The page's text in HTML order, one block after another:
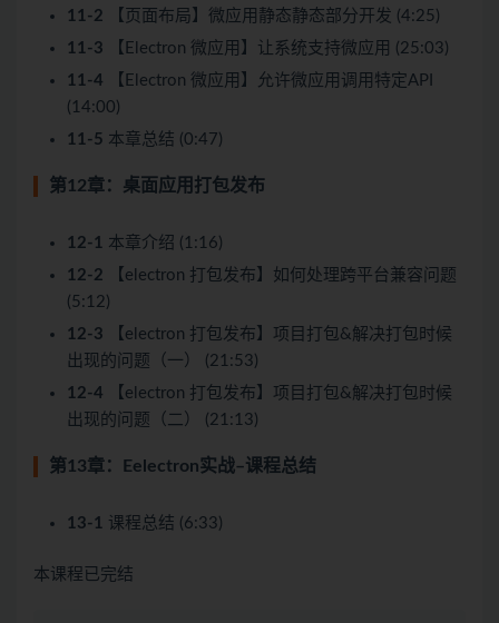
11-2 【页面布局】微应用静态静态部分开发 (4:25)
11-3 【Electron 微应用】让系统支持微应用 (25:03)
11-4 【Electron 微应用】允许微应用调用特定API
(14:00)
11-5 本章总结 (0:47)
第12章：桌面应用打包发布
12-1 本章介绍 (1:16)
12-2 【electron 打包发布】如何处理跨平台兼容问题
(5:12)
12-3 【electron 打包发布】项目打包&解决打包时候
出现的问题（一） (21:53)
12-4 【electron 打包发布】项目打包&解决打包时候
出现的问题（二） (21:13)
第13章：Eelectron实战–课程总结
13-1 课程总结 (6:33)
本课程已完结